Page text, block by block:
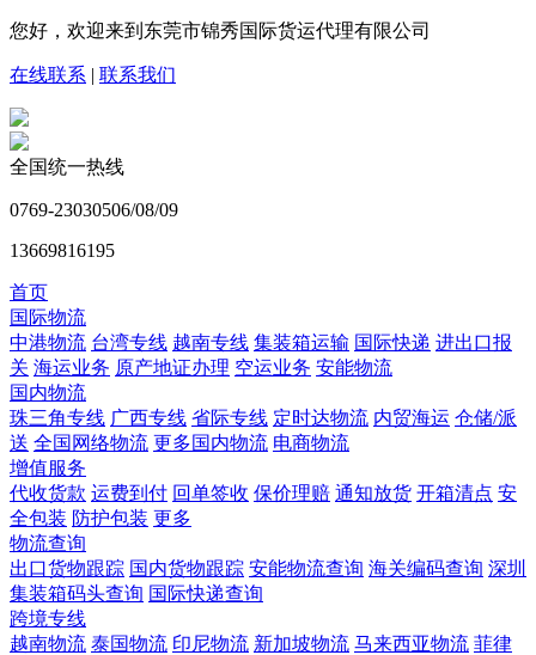
您好，欢迎来到东莞市锦秀国际货运代理有限公司
在线联系 | 联系我们
全国统一热线
0769-23030506/08/09
13669816195
首页
国际物流
中港物流 台湾专线 越南专线 集装箱运输 国际快递 进出口报
关 海运业务 原产地证办理 空运业务 安能物流
国内物流
珠三角专线 广西专线 省际专线 定时达物流 内贸海运 仓储/派
送 全国网络物流 更多国内物流 电商物流
增值服务
代收货款 运费到付 回单签收 保价理赔 通知放货 开箱清点 安
全包装 防护包装 更多
物流查询
出口货物跟踪 国内货物跟踪 安能物流查询 海关编码查询 深圳
集装箱码头查询 国际快递查询
跨境专线
越南物流 泰国物流 印尼物流 新加坡物流 马来西亚物流 菲律